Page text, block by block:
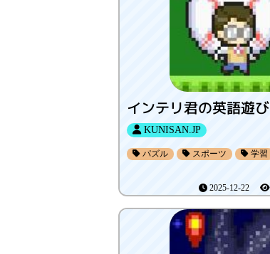
KUNISAN.JP
パズル スポーツ 学習
2025-12-22